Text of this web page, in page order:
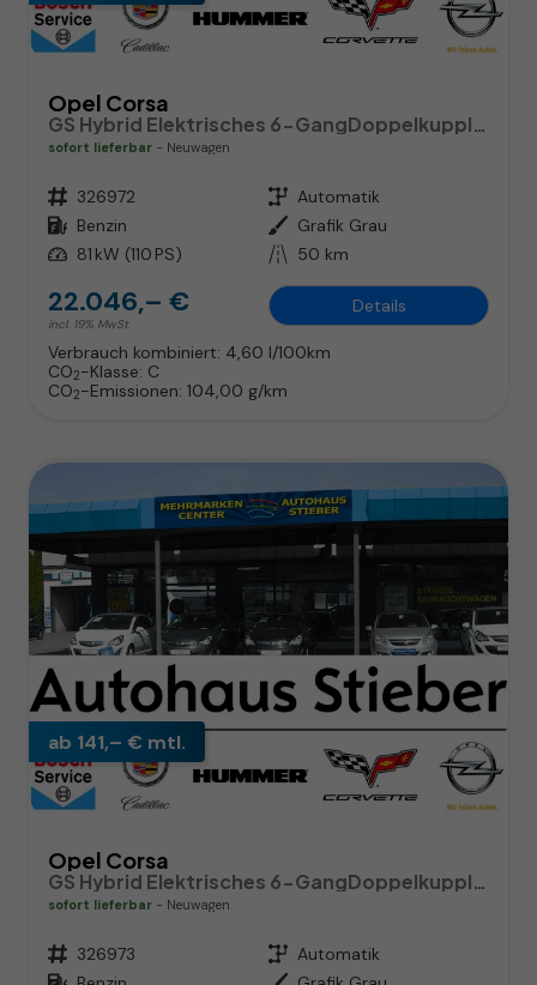
Opel Corsa
sofort lieferbar Neuwagen
Fahrzeugnr. 326972 Getriebe Automatik
Kraftstoff Benzin Außenfarbe Grafik Grau
Leistung 81 kW (110 PS) Kilometerstand 50 km
22.046,– €
incl. 19% MwSt.
Details
Verbrauch kombiniert: 4,60 l/100km
CO2-Klasse: C
CO2-Emissionen: 104,00 g/km
ab 141,– € mtl.
Opel Corsa
sofort lieferbar Neuwagen
Fahrzeugnr. 326973 Getriebe Automatik